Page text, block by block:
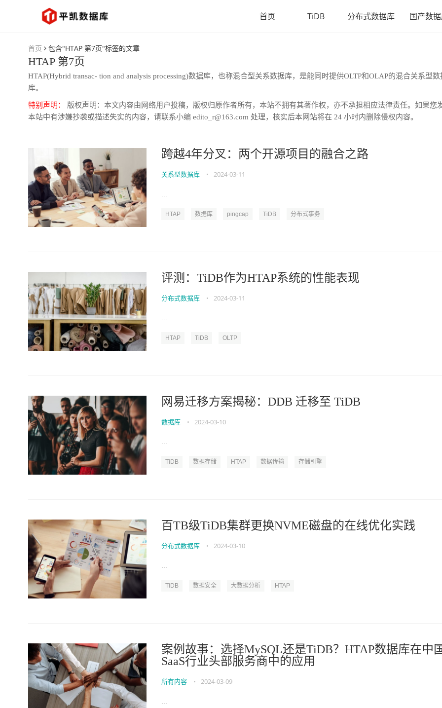
首页 TiDB 分布式数据库 国产数
首页 包含"HTAP 第7页"标签的文章
HTAP 第7页
HTAP(Hybrid transac- tion and analysis processing)数据库，也称混合型关系数据库，是能同时提供OLTP和OLAP的混合关系型数
库。
特别声明：
版权声明：本文内容由网络用户投稿，版权归原作者所有，本站不拥有其著作权，亦不承担相应法律责任。如果您
本站中有涉嫌抄袭或描述失实的内容，请联系小编 edito_r@163.com 处理，核实后本网站将在 24 小时内删除侵权内容。
跨越4年分叉：两个开源项目的融合之路
关系型数据库 • 2024-03-11
...
HTAP 数据库 pingcap TiDB 分布式事务
评测：TiDB作为HTAP系统的性能表现
分布式数据库 • 2024-03-11
...
HTAP TiDB OLTP
网易迁移方案揭秘：DDB 迁移至 TiDB
数据库 • 2024-03-10
...
TiDB 数据存储 HTAP 数据传输 存储引擎
百TB级TiDB集群更换NVME磁盘的在线优化实践
分布式数据库 • 2024-03-10
...
TiDB 数据安全 大数据分析 HTAP
案例故事：选择MySQL还是TiDB？HTAP数据库在中
SaaS行业头部服务商中的应用
所有内容 • 2024-03-09
...